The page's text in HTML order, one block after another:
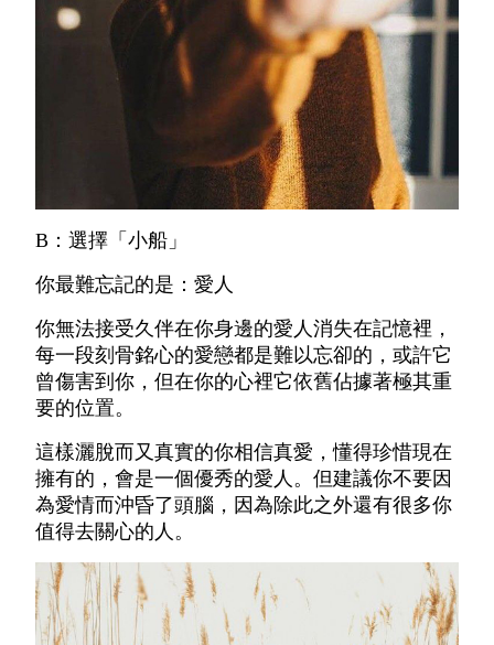
B：選擇「小船」
你最難忘記的是：愛人
你無法接受久伴在你身邊的愛人消失在記憶裡，
每一段刻骨銘心的愛戀都是難以忘卻的，或許它
曾傷害到你，但在你的心裡它依舊佔據著極其重
要的位置。
這樣灑脫而又真實的你相信真愛，懂得珍惜現在
擁有的，會是一個優秀的愛人。但建議你不要因
為愛情而沖昏了頭腦，因為除此之外還有很多你
值得去關心的人。